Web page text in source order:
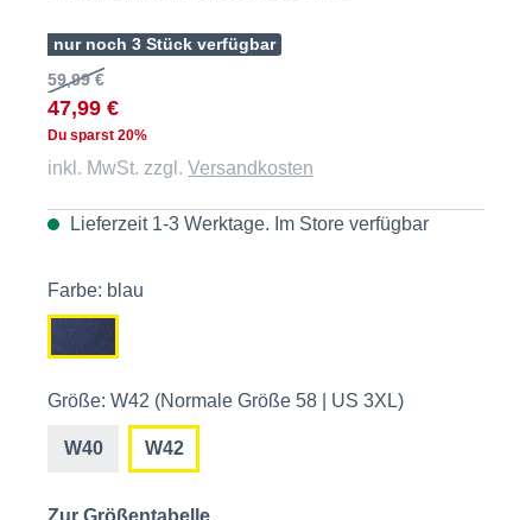
nur noch 3 Stück verfügbar
59,99 €
47,99 €
Du sparst 20%
inkl. MwSt. zzgl. Versandkosten
Lieferzeit 1-3 Werktage. Im Store verfügbar
Farbe: blau
Größe: W42 (Normale Größe 58 | US 3XL)
W40 W42
Zur Größentabelle